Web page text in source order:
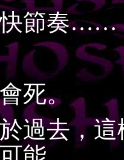
節奏……
。
去，這